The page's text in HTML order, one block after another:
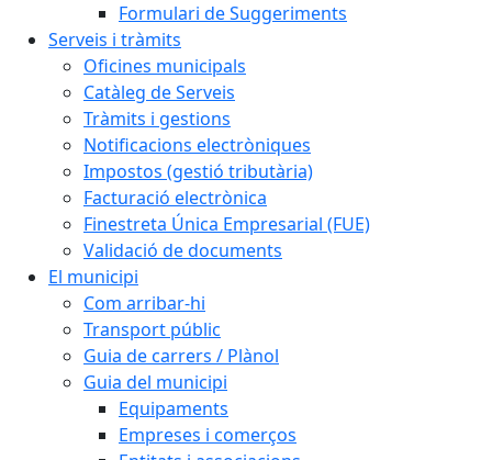
Formulari de Suggeriments
Serveis i tràmits
Oficines municipals
Catàleg de Serveis
Tràmits i gestions
Notificacions electròniques
Impostos (gestió tributària)
Facturació electrònica
Finestreta Única Empresarial (FUE)
Validació de documents
El municipi
Com arribar-hi
Transport públic
Guia de carrers / Plànol
Guia del municipi
Equipaments
Empreses i comerços